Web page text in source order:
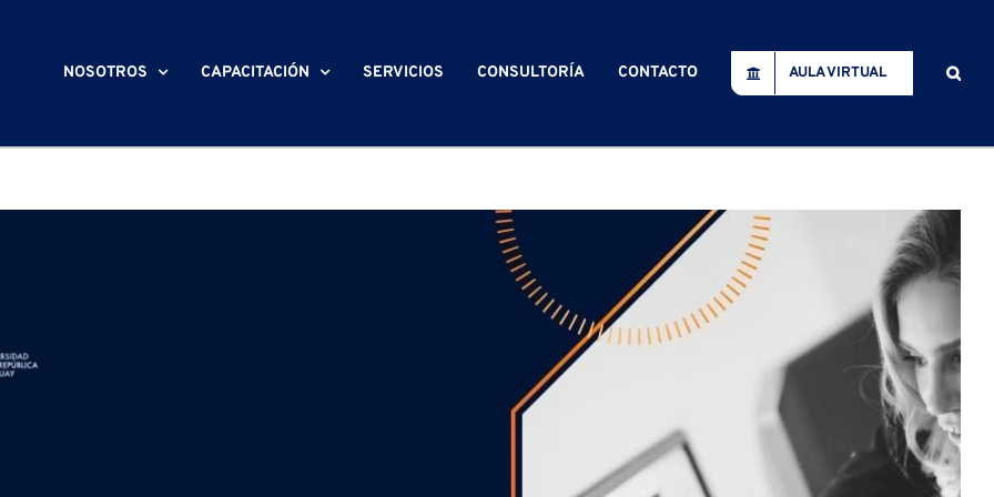
NOSOTROS CAPACITACIÓN SERVICIOS CONSULTORÍA CONTACTO AULA VIRTUAL